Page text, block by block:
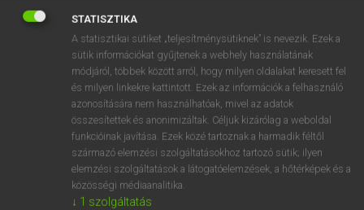
OOOOPS!
STATISZTIKA
A statisztikai sütiket „teljesítménysütiknek” is nevezik. Ezek a
sütik információkat gyűjtenek a webhely használatának
módjáról, többek között arról, hogy milyen oldalakat keresett fel
és milyen linkekre kattintott. Ezek az információk a felhasználó
azonosítására nem használhatóak, mivel az adatok
összesítettek és anonimizáltak. Céljuk kizárólag a weboldal
funkcióinak javítása. Ezek közé tartoznak a harmadik féltől
származó elemzési szolgáltatásokhoz tartozó sütik; ilyen
elemzési szolgáltatások a látogatóelemzések, a hőtérképek és a
közösségi médiaanalitika.
↓ 1 szolgáltatás